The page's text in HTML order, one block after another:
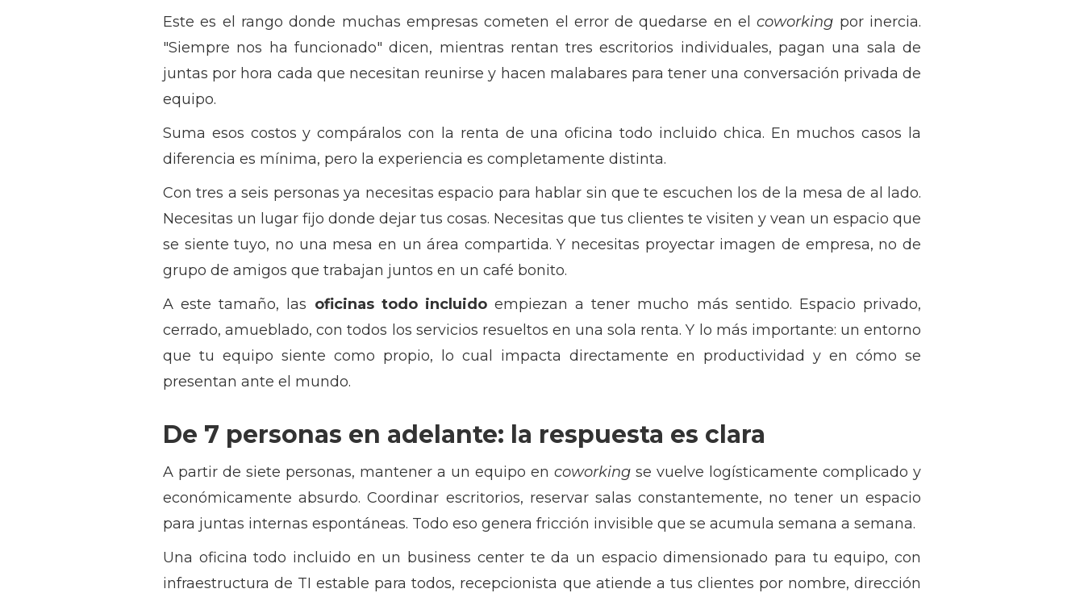
Este es el rango donde muchas empresas cometen el error de quedarse en elcoworking por inercia.
"Siempre nos ha funcionado" dicen, mientras rentan tres escritorios individuales, pagan una sala de
juntas por hora cada que necesitan reunirse y hacen malabares para tener una conversación privada de
equipo.
Suma esos costos y compáralos con la renta de una oficina todo incluido chica. En muchos casos la
diferencia es mínima, pero la experiencia es completamente distinta.
Con tres a seis personas ya necesitas espacio para hablar sin que te escuchen los de la mesa de al lado.
Necesitas un lugar fijo donde dejar tus cosas. Necesitas que tus clientes te visiten y vean un espacio que
se siente tuyo, no una mesa en un área compartida. Y necesitas proyectar imagen de empresa, no de
grupo de amigos que trabajan juntos en un café bonito.
A este tamaño, las oficinas todo incluidoempiezan a tener mucho más sentido. Espacio privado,
cerrado, amueblado, con todos los servicios resueltos en una sola renta. Y lo más importante: un entorno
que tu equipo siente como propio, lo cual impacta directamente en productividad y en cómo se
presentan ante el mundo.
De 7 personas en adelante: la respuesta es clara
A partir de siete personas, mantener a un equipo en coworking se vuelve logísticamente complicado y
económicamente absurdo. Coordinar escritorios, reservar salas constantemente, no tener un espacio
para juntas internas espontáneas. Todo eso genera fricción invisible que se acumula semana a semana.
Una oficina todo incluido en un business center te da un espacio dimensionado para tu equipo, con
infraestructura de TI estable para todos, recepcionista que atiende a tus clientes por nombre, dirección